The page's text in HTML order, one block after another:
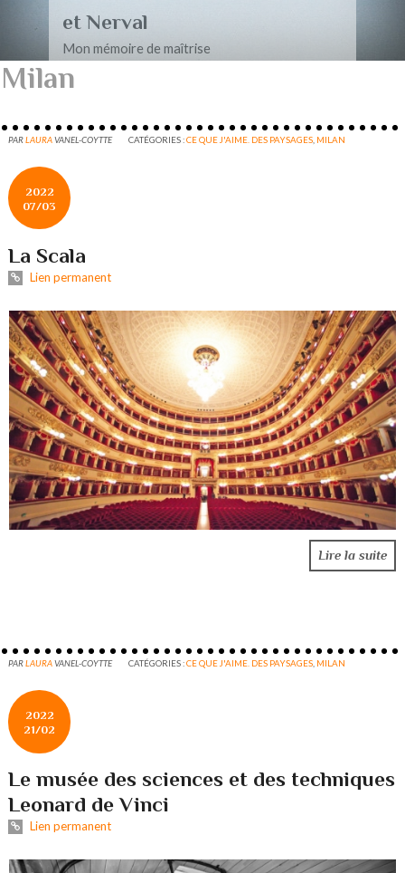
et Nerval
Mon mémoire de maîtrise
Milan
PARLAURAVANEL-COYTTE CATÉGORIES :CE QUE J'AIME. DES PAYSAGES MILAN
2022
07/03
La Scala
Lien permanent
Lire la suite
PARLAURAVANEL-COYTTE CATÉGORIES :CE QUE J'AIME. DES PAYSAGES MILAN
2022
21/02
Le musée des sciences et des techniques
Leonard de Vinci
Lien permanent